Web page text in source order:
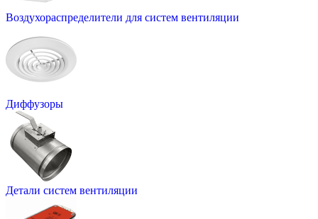
Воздухораспределители для систем вентиляции
Диффузоры
Детали систем вентиляции